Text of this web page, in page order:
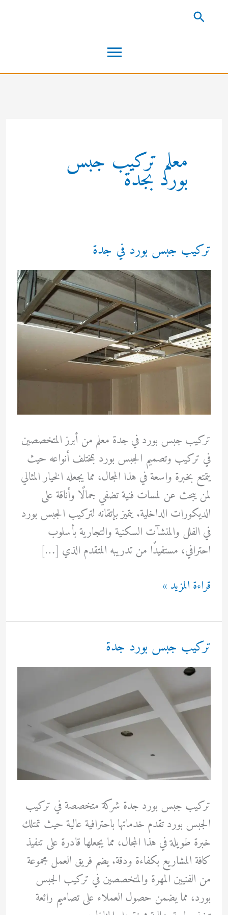
القائمة
الرئيسية
البحث
معلم تركيب جبس
بورد بجدة
تركيب جبس بورد في جدة
تركيب جبس بورد في جدة معلم من أبرز المتخصصين
في تركيب وتصميم الجبس بورد بمختلف أنواعه حيث
يتمتع بخبرة واسعة في هذا المجال، مما يجعله الخيار المثالي
لمن يبحث عن لمسات فنية تضفي جمالًا وأناقة على
الديكورات الداخلية. يتميز بإتقانه لتركيب الجبس بورد
في الفلل والمنشآت السكنية والتجارية بأسلوب
احترافي، مستفيدًا من تدريبه المتقدم الذي […]
تركيب
بورد
في
جدة
قراءة المزيد »
تركيب جبس بورد جدة
تركيب جبس بورد جدة شركة متخصصة في تركيب
الجبس بورد تقدم خدماتها باحترافية عالية حيث تمتلك
خبرة طويلة في هذا المجال، مما يجعلها قادرة على تنفيذ
كافة المشاريع بكفاءة ودقة. يضم فريق العمل مجموعة
من الفنيين المهرة والمتخصصين في تركيب الجبس
بورد، مما يضمن حصول العملاء على تصاميم رائعة